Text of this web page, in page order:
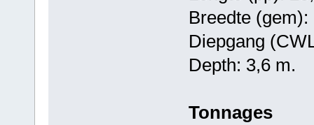
Breedte (gem):
Diepgang
Depth: 3,6 m.
Tonnages